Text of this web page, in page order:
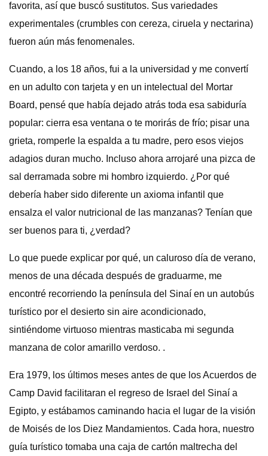
favorita, así que buscó sustitutos. Sus variedades
experimentales (crumbles con cereza, ciruela y nectarina)
fueron aún más fenomenales.
Cuando, a los 18 años, fui a la universidad y me convertí
en un adulto con tarjeta y en un intelectual del Mortar
Board, pensé que había dejado atrás toda esa sabiduría
popular: cierra esa ventana o te morirás de frío; pisar una
grieta, romperle la espalda a tu madre, pero esos viejos
adagios duran mucho. Incluso ahora arrojaré una pizca de
sal derramada sobre mi hombro izquierdo. ¿Por qué
debería haber sido diferente un axioma infantil que
ensalza el valor nutricional de las manzanas? Tenían que
ser buenos para ti, ¿verdad?
Lo que puede explicar por qué, un caluroso día de verano,
menos de una década después de graduarme, me
encontré recorriendo la península del Sinaí en un autobús
turístico por el desierto sin aire acondicionado,
sintiéndome virtuoso mientras masticaba mi segunda
manzana de color amarillo verdoso. .
Era 1979, los últimos meses antes de que los Acuerdos de
Camp David facilitaran el regreso de Israel del Sinaí a
Egipto, y estábamos caminando hacia el lugar de la visión
de Moisés de los Diez Mandamientos. Cada hora, nuestro
guía turístico tomaba una caja de cartón maltrecha del